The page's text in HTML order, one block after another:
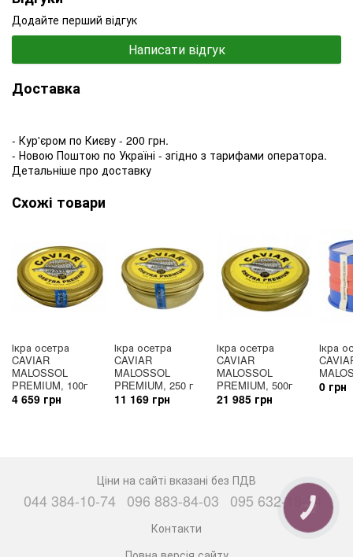
Додайте перший відгук
Написати відгук
Доставка
- Кур'єром по Києву - 200 грн.
- Новою Поштою по Україні - згідно з тарифами оператора.
Детальніше про доставку
Схожі товари
Ікра осетра
CAVIAR
MALOSSOL
PREMIUM, 100г
4 659 грн
Ікра осетра
CAVIAR
MALOSSOL
PREMIUM, 250 г
11 169 грн
Ікра осетра
CAVIAR
MALOSSOL
PREMIUM, 500г
21 985 грн
Ікра
0 грн
Ціни на сайті вказані без ПДВ
044 384-10-74 096 883-84-03 095 632-18-34
Контакти
КНОПКА
ЗВ'ЯЗКУ